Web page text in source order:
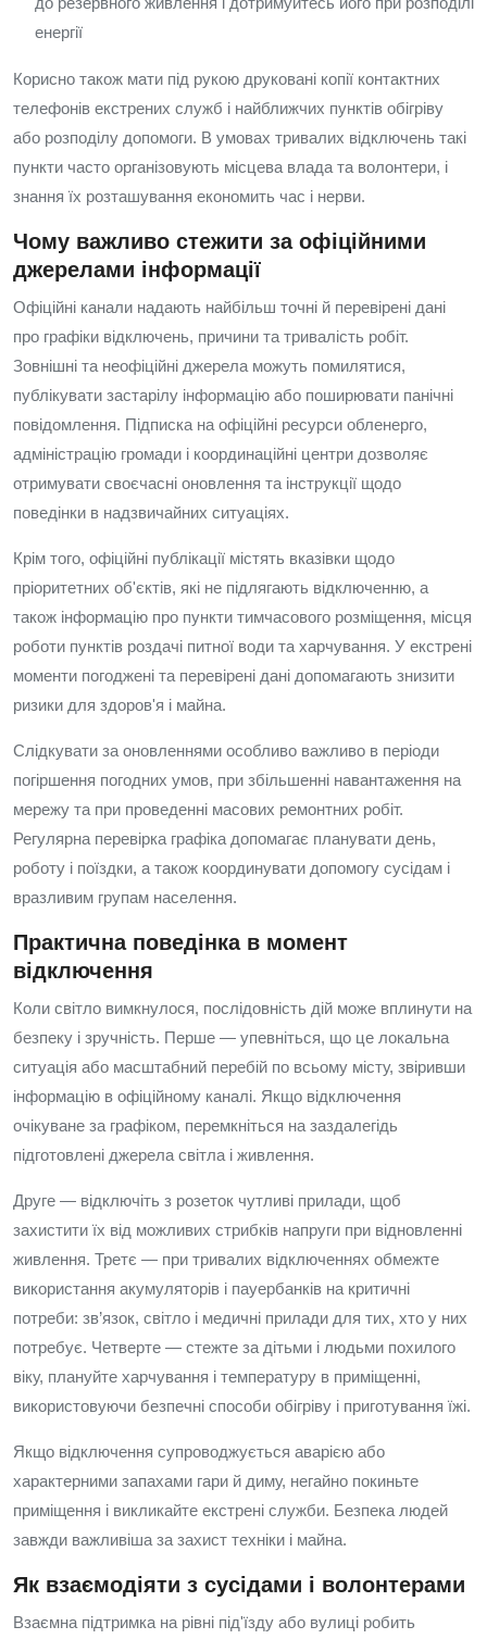
енергії
Корисно також мати під рукою друковані копії контактних
телефонів екстрених служб і найближчих пунктів обігріву
або розподілу допомоги. В умовах тривалих відключень такі
пункти часто організовують місцева влада та волонтери, і
знання їх розташування економить час і нерви.
Чому важливо стежити за офіційними
джерелами інформації
Офіційні канали надають найбільш точні й перевірені дані
про графіки відключень, причини та тривалість робіт.
Зовнішні та неофіційні джерела можуть помилятися,
публікувати застарілу інформацію або поширювати панічні
повідомлення. Підписка на офіційні ресурси обленерго,
адміністрацію громади і координаційні центри дозволяє
отримувати своєчасні оновлення та інструкції щодо
поведінки в надзвичайних ситуаціях.
Крім того, офіційні публікації містять вказівки щодо
пріоритетних об'єктів, які не підлягають відключенню, а
також інформацію про пункти тимчасового розміщення, місця
роботи пунктів роздачі питної води та харчування. У екстрені
моменти погоджені та перевірені дані допомагають знизити
ризики для здоров'я і майна.
Слідкувати за оновленнями особливо важливо в періоди
погіршення погодних умов, при збільшенні навантаження на
мережу та при проведенні масових ремонтних робіт.
Регулярна перевірка графіка допомагає планувати день,
роботу і поїздки, а також координувати допомогу сусідам і
вразливим групам населення.
Практична поведінка в момент
відключення
Коли світло вимкнулося, послідовність дій може вплинути на
безпеку і зручність. Перше — упевніться, що це локальна
ситуація або масштабний перебій по всьому місту, звіривши
інформацію в офіційному каналі. Якщо відключення
очікуване за графіком, перемкніться на заздалегідь
підготовлені джерела світла і живлення.
Друге — відключіть з розеток чутливі прилади, щоб
захистити їх від можливих стрибків напруги при відновленні
живлення. Третє — при тривалих відключеннях обмежте
використання акумуляторів і пауербанків на критичні
потреби: зв’язок, світло і медичні прилади для тих, хто у них
потребує. Четверте — стежте за дітьми і людьми похилого
віку, плануйте харчування і температуру в приміщенні,
використовуючи безпечні способи обігріву і приготування їжі.
Якщо відключення супроводжується аварією або
характерними запахами гари й диму, негайно покиньте
приміщення і викликайте екстрені служби. Безпека людей
завжди важливіша за захист техніки і майна.
Як взаємодіяти з сусідами і волонтерами
Взаємна підтримка на рівні під'їзду або вулиці робить